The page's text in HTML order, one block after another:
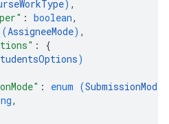
) ,
: boolean,
(AssigneeMode) ,
: {
)
: enum (
,